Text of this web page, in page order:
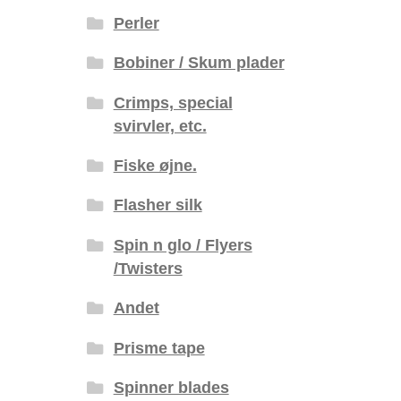
Perler
Bobiner / Skum plader
Crimps, special
svirvler, etc.
Fiske øjne.
Flasher silk
Spin n glo / Flyers
/Twisters
Andet
Prisme tape
Spinner blades